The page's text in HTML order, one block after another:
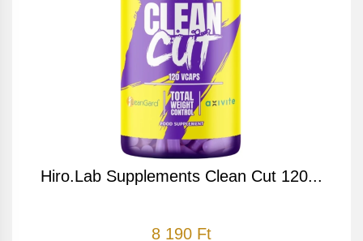
Hiro.Lab Supplements Clean Cut 120...
8 190 Ft